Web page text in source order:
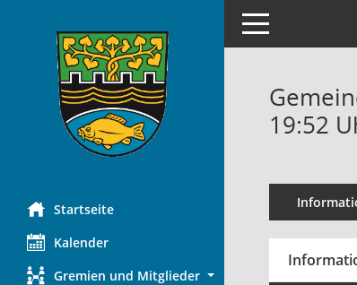
Startseite
Kalender
Gremien und Mitglieder
Toggle navigation
19:52